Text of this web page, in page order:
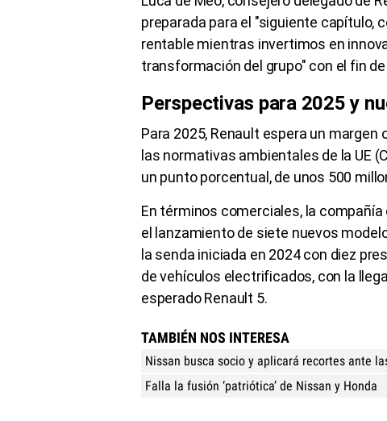
preparada para el "siguiente capítulo,
rentable mientras invertimos en
transformación del grupo" con el fin
Perspectivas para 2025 y
Para 2025, Renault espera un margen
las normativas ambientales de la UE
un punto porcentual, de unos 500
En términos comerciales, la
el lanzamiento de siete nuevos
la senda iniciada en 2024 con diez
de vehículos electrificados, con la
esperado Renault 5.
TAMBIÉN NOS INTERESA
Nissan busca socio y aplicará recortes ante
Falla la fusión ‘patriótica’ de Nissan y Honda